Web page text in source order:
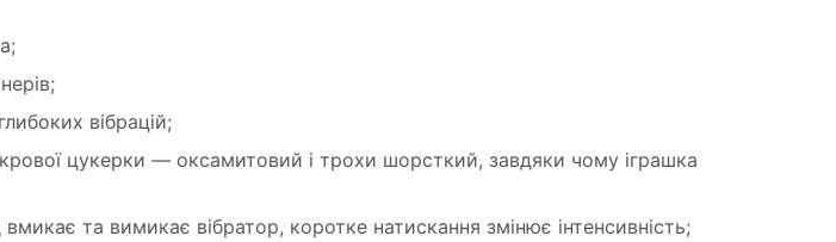
вібрацій;
цукерки — оксамитовий і трохи шорсткий, завдяки чому іграшка
та вимикає вібратор, коротке натискання змінює інтенсивність;